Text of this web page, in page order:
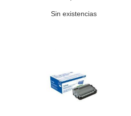
Sin existencias